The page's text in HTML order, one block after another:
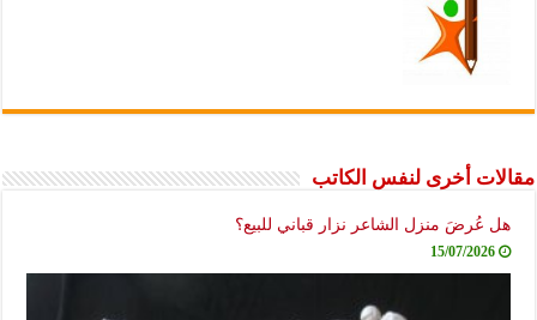
مقالات أخرى لنفس الكاتب
هل عُرضَ منزل الشاعر نزار قباني للبيع؟
15/07/2026